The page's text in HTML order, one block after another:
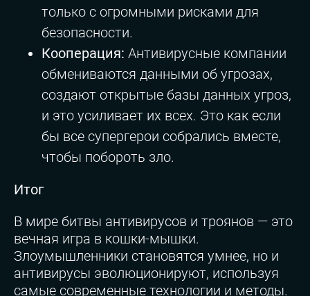
только с огромными рисками для
безопасности.
Кооперация: Антивирусные компании
обмениваются данными об угрозах,
создают открытые базы данных угроз,
и это усиливает их всех. Это как если
бы все супергерои собрались вместе,
чтобы побороть зло.
Итог
В мире битвы антивирусов и троянов — это
вечная игра в кошки-мышки.
Злоумышленники становятся умнее, но и
антивирусы эволюционируют, используя
самые современные технологии и методы.